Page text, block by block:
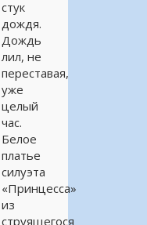
стук
дождя.
Дождь
лил, не
переставая,
уже
целый
час.
Белое
платье
силуэта
«Принцесса»
из
струящегося